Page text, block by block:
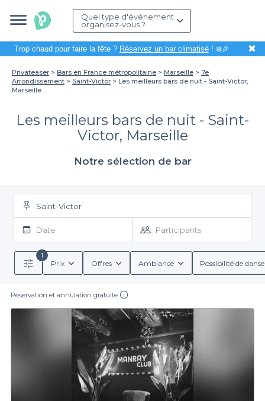
Quel type d'évènement
organisez-vous ?
Trop chaud pour faire la fête ? Réservez un bar climatisé! ❄️🎉 ✖
Privateaser Bars en France métropolitaine Marseille
7e
Arrondissement
Saint-Victor
Les meilleurs bars de nuit - Saint-Victor,
Marseille
Les meilleurs bars de nuit - Saint-
Victor, Marseille
Notre sélection de bar
Saint-Victor
Date Participants
1
Prix
Offres Ambiance Possibilité de
Réservation et annulation gratuite